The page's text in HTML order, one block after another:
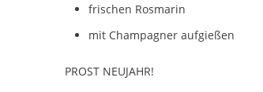
frischen Rosmarin
mit Champagner aufgießen
PROST NEUJAHR!